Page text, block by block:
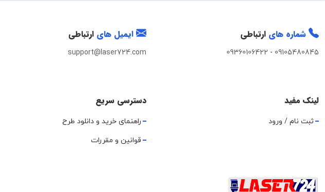
شماره های ارتباطی
09105480845
-
09360106422
ایمیل های ارتباطی
support@laser724.com
لینک مفید
ثبت نام / ورود
دسترسی سریع
راهنمای خرید و دانلود طرح
قوانین و مقررات